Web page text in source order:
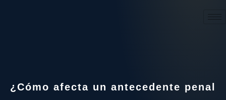
¿Cómo afecta un antecedente penal